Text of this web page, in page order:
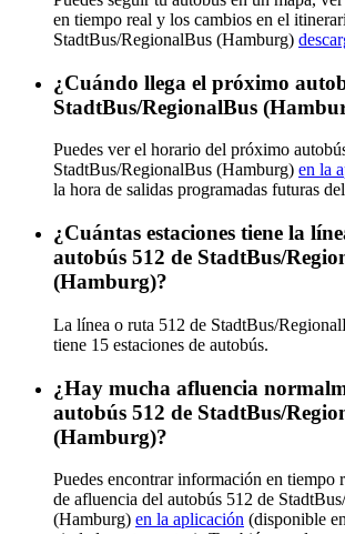
en tiempo real y los cambios en el
StadtBus/RegionalBus (Hamburg)
¿Cuándo llega el próximo
StadtBus/RegionalBus
Puedes ver el horario del próximo
StadtBus/RegionalBus (Hamburg) en la
la hora de salidas programadas futuras
¿Cuántas estaciones tiene la
autobús 512 de StadtBus/
(Hamburg)?
La línea o ruta 512 de StadtBus/
tiene 15 estaciones de autobús.
¿Hay mucha afluencia
autobús 512 de StadtBus/
(Hamburg)?
Puedes encontrar información en tiempo
de afluencia del autobús 512 de
(Hamburg) en la aplicación (disponible